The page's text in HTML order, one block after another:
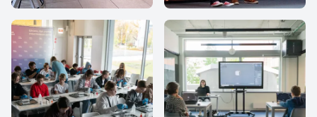
iHub school IThub school